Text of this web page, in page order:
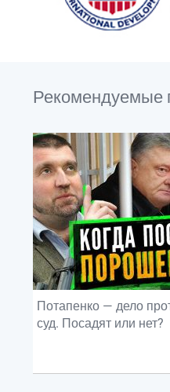
Рекомендуемые
Потапенко — дело
суд. Посадят или нет?